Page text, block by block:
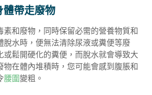
體帶走廢物
素和廢物，同時保留必需的營養物質和
脫水時，便無法清除尿液或糞便等廢
或鬆開硬化的糞便，而脫水就會導致大
物在體內堆積時，您可能會感到腹脹和
腰圍變粗。